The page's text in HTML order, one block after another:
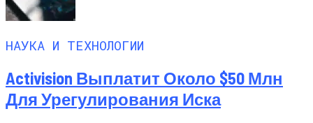
НАУКА И ТЕХНОЛОГИИ
Activision Выплатит Около $50 Млн
Для Урегулирования Иска